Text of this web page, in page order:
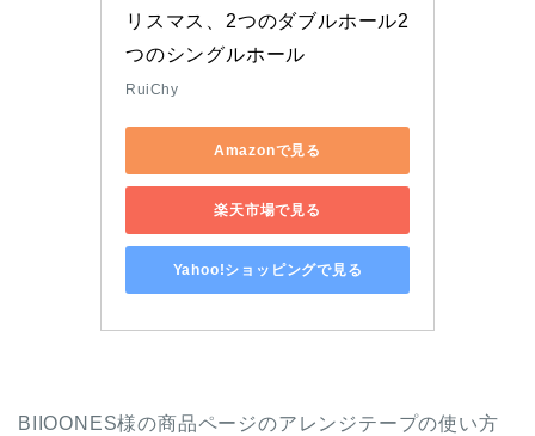
リスマス、2つのダブルホール2
つのシングルホール
RuiChy
Amazonで見る
楽天市場で見る
Yahoo!ショッピングで見る
BIIOONES様の商品ページのアレンジテープの使い方